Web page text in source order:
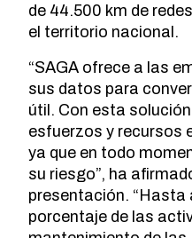
de 44.500 km de
el territorio nacional.
“SAGA ofrece a las
sus datos para
útil. Con esta
esfuerzos y recursos
ya que en todo
su riesgo”, ha
presentación. “Hasta
porcentaje de las